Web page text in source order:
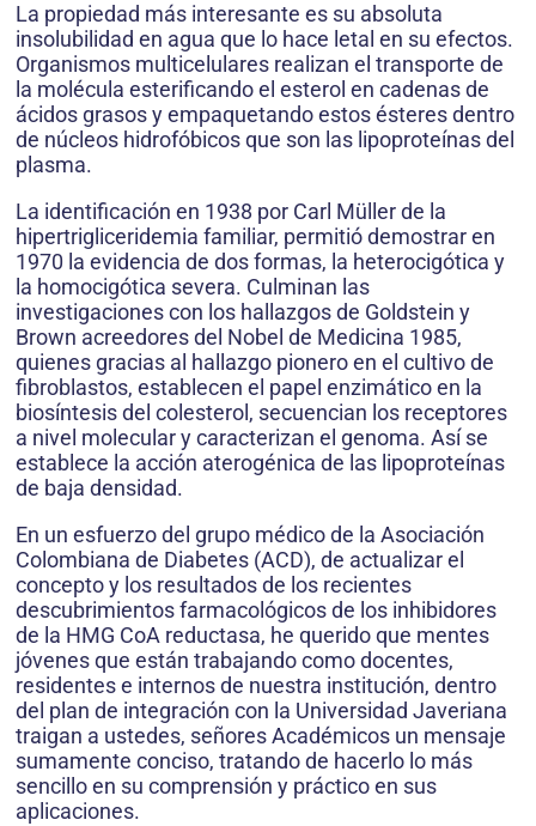
La propiedad más interesante es su absoluta
insolubilidad en agua que lo hace letal en su efectos.
Organismos multicelulares realizan el transporte de
la molécula esterificando el esterol en cadenas de
ácidos grasos y empaquetando estos ésteres dentro
de núcleos hidrofóbicos que son las lipoproteínas del
plasma.
La identificación en 1938 por Carl Müller de la
hipertrigliceridemia familiar, permitió demostrar en
1970 la evidencia de dos formas, la heterocigótica y
la homocigótica severa. Culminan las
investigaciones con los hallazgos de Goldstein y
Brown acreedores del Nobel de Medicina 1985,
quienes gracias al hallazgo pionero en el cultivo de
fibroblastos, establecen el papel enzimático en la
biosíntesis del colesterol, secuencian los receptores
a nivel molecular y caracterizan el genoma. Así se
establece la acción aterogénica de las lipoproteínas
de baja densidad.
En un esfuerzo del grupo médico de la Asociación
Colombiana de Diabetes (ACD), de actualizar el
concepto y los resultados de los recientes
descubrimientos farmacológicos de los inhibidores
de la HMG CoA reductasa, he querido que mentes
jóvenes que están trabajando como docentes,
residentes e internos de nuestra institución, dentro
del plan de integración con la Universidad Javeriana
traigan a ustedes, señores Académicos un mensaje
sumamente conciso, tratando de hacerlo lo más
sencillo en su comprensión y práctico en sus
aplicaciones.